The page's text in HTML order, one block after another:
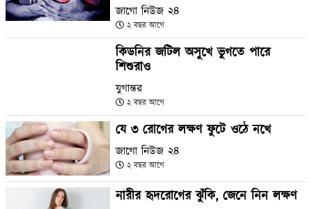
জাগো নিউজ ২৪
২ বছর আগে
কিডনির জটিল অসুখে ভুগতে পারে
শিশুরাও
যুগান্তর
২ বছর আগে
যে ৩ রোগের লক্ষণ ফুটে ওঠে নখে
জাগো নিউজ ২৪
২ বছর আগে
নারীর হৃদরোগের ঝুঁকি, জেনে নিন লক্ষণ